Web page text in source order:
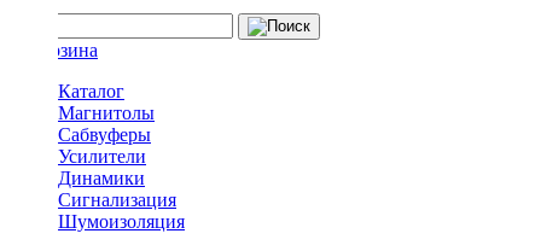
Каталог
Магнитолы
Сабвуферы
Усилители
Динамики
Сигнализация
Шумоизоляция